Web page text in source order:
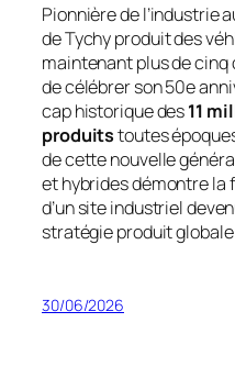
Pionnière de l’industrie
de Tychy produit des
maintenant plus de cinq
de célébrer son 50e
cap historique des11
produitstoutes
de cette nouvelle
et hybrides démontre
d’un site industriel
stratégie produit
30/06/2026